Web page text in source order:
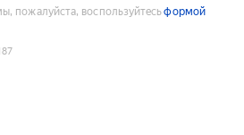
пожалуйста, воспользуйтесьформой